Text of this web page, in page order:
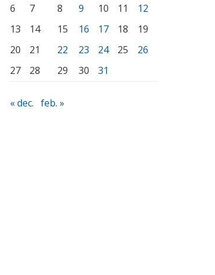
6
7 8 9 10 11
12
13
14 15 16 17 18
19
20
21 22 23 24 25
26
27
28 29 30 31
« dec. feb. »